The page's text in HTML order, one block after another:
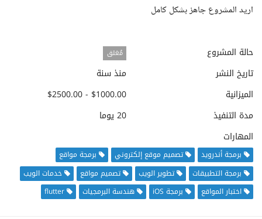
اريد المشروع جاهز بشكل كامل
حالة المشروع مُغلق
تاريخ النشر
منذ سنة
الميزانية
$1000.00 - $2500.00
مدة التنفيذ
20 يوما
المهارات
برمجة أندرويد تصميم موقع إلكتروني
برمجة مواقع
برمجة التطبيقات
تطوير الويب تصميم مواقع
خدمات الويب
اختبار المواقع
برمجة iOS هندسة البرمجيات flutter